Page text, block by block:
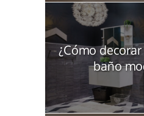
¿Cómo
baño